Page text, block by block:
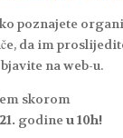
poznajete
da im
na web-u.
skorom
godine u 10h!